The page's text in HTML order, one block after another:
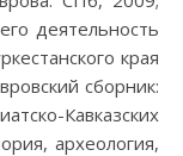
деятельность
края
сборник:
Кавказских
археология,